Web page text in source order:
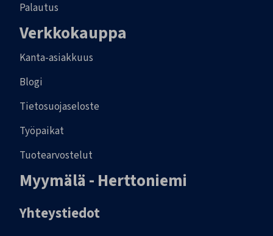
Palautus
Verkkokauppa
Kanta-asiakkuus
Blogi
Tietosuojaseloste
Työpaikat
Tuotearvostelut
Myymälä - Herttoniemi
Yhteystiedot